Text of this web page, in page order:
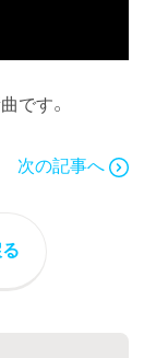
です。
次の記事へ